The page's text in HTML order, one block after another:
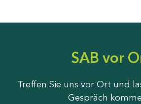
SAB vor
Treffen Sie uns vor Ort und
Gespräch